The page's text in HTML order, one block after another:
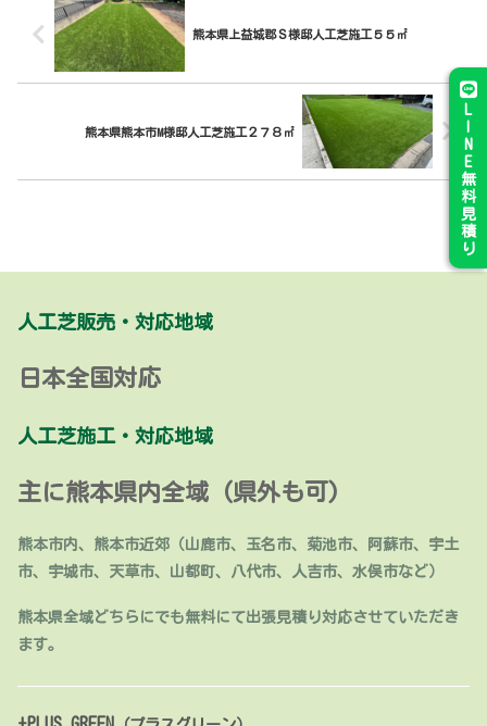
熊本県上益城郡Ｓ様邸人工芝施工５５㎡
熊本県熊本市M様邸人工芝施工２７８㎡
L
N
E
無
料
見
積
り
人工芝販売・対応地域
日本全国対応
人工芝施工・対応地域
主に熊本県内全域 (県外も可)
熊本市内、熊本市近郊（山鹿市、玉名市、菊池市、阿蘇市、宇土
市、宇城市、天草市、山都町、八代市、人吉市、水俣市など）
熊本県全域どちらにでも無料にて出張見積り対応させていただき
ます。